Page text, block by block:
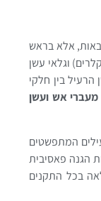
אלא בראש
וגלאי עשן
בין חלקי
מעברי אש ועשן
המתפשטים
הגנה פאסיבית
בכל התקנים